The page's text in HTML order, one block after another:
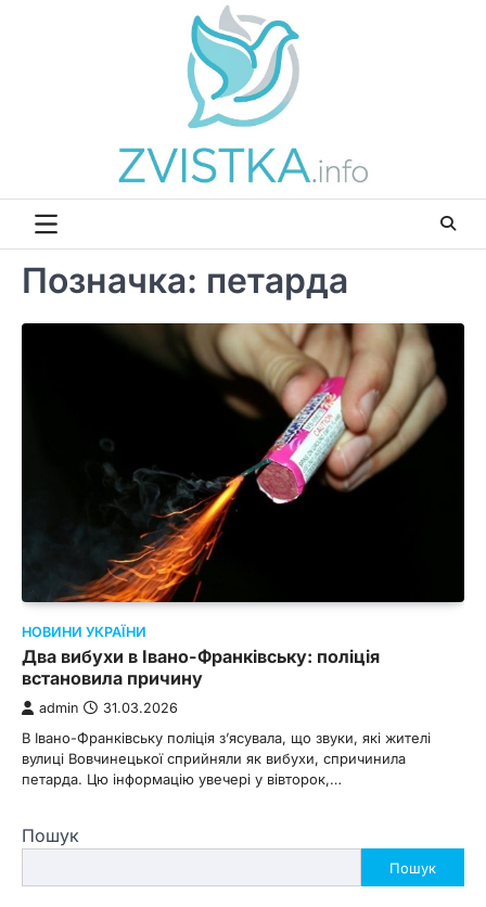
Позначка: петарда
НОВИНИ УКРАЇНИ
Два вибухи в Івано-Франківську: поліція
встановила причину
admin 31.03.2026
В Івано-Франківську поліція з’ясувала, що звуки, які жителі
вулиці Вовчинецької сприйняли як вибухи, спричинила
петарда. Цю інформацію увечері у вівторок,…
Пошук
Пошук